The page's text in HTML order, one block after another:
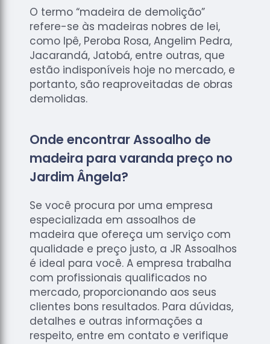
de Tacos
de
Madeiras
Raspagens
de Pisos
Tacos de
Madeiras
O termo “madeira de demolição”
refere-se às madeiras nobres de lei,
como Ipê, Peroba Rosa, Angelim Pedra,
Jacarandá, Jatobá, entre outras, que
estão indisponíveis hoje no mercado, e
portanto, são reaproveitadas de obras
demolidas.
Onde encontrar Assoalho de
madeira para varanda preço no
Jardim Ângela?
Se você procura por uma empresa
especializada em assoalhos de
madeira que ofereça um serviço com
qualidade e preço justo, a JR Assoalhos
é ideal para você. A empresa trabalha
com profissionais qualificados no
mercado, proporcionando aos seus
clientes bons resultados. Para dúvidas,
detalhes e outras informações a
respeito, entre em contato e verifique